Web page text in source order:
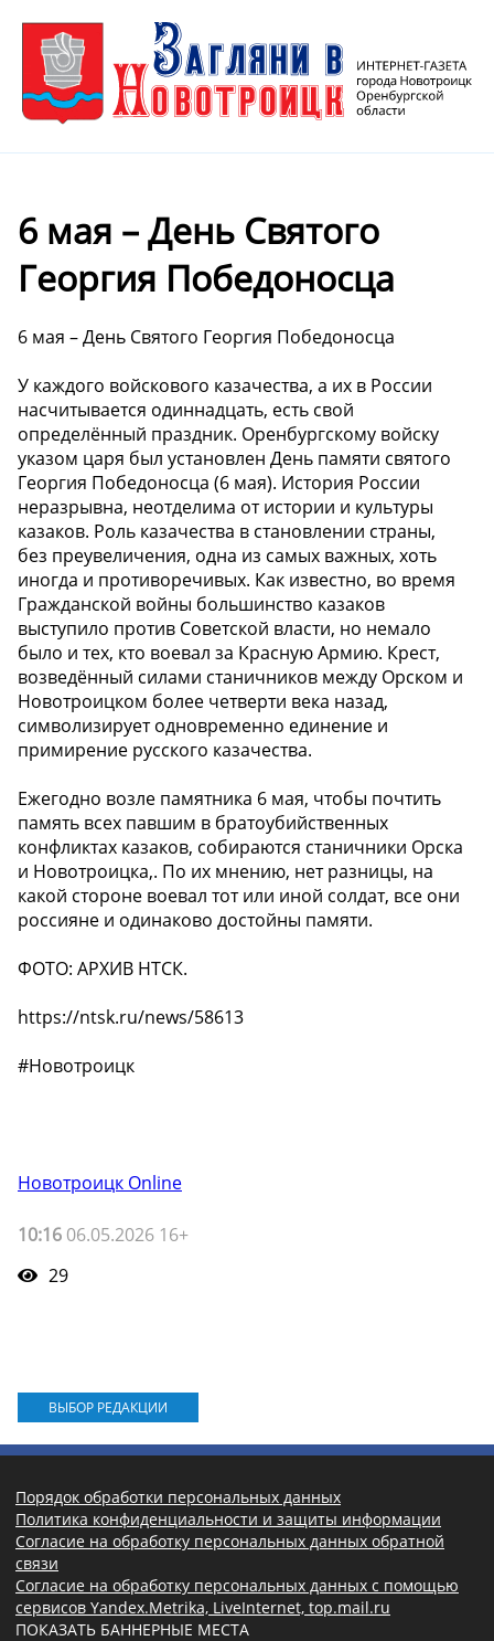
6 мая – День Святого
Георгия Победоносца
6 мая – День Святого Георгия Победоносца
У каждого войскового казачества, а их в России
насчитывается одиннадцать, есть свой
определённый праздник. Оренбургскому войску
указом царя был установлен День памяти святого
Георгия Победоносца (6 мая). История России
неразрывна, неотделима от истории и культуры
казаков. Роль казачества в становлении страны,
без преувеличения, одна из самых важных, хоть
иногда и противоречивых. Как известно, во время
Гражданской войны большинство казаков
выступило против Советской власти, но немало
было и тех, кто воевал за Красную Армию. Крест,
возведённый силами станичников между Орском и
Новотроицком более четверти века назад,
символизирует одновременно единение и
примирение русского казачества.
Ежегодно возле памятника 6 мая, чтобы почтить
память всех павшим в братоубийственных
конфликтах казаков, собираются станичники Орска
и Новотроицка,. По их мнению, нет разницы, на
какой стороне воевал тот или иной солдат, все они
россияне и одинаково достойны памяти.
ФОТО: АРХИВ НТСК.
https://ntsk.ru/news/58613
#Новотроицк
Новотроицк Online
10:16 06.05.2026 16+
29
ВЫБОР РЕДАКЦИИ
Порядок обработки персональных данных
Политика конфиденциальности и защиты информации
Согласие на обработку персональных данных обратной
связи
Согласие на обработку персональных данных с помощью
сервисов Yandex.Metrika, LiveInternet, top.mail.ru
ПОКАЗАТЬ БАННЕРНЫЕ МЕСТА